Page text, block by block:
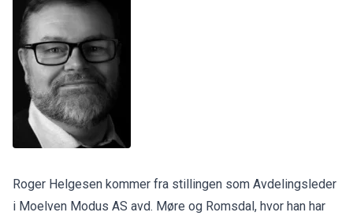
Roger Helgesen kommer fra stillingen som Avdelingsleder
i Moelven Modus AS avd. Møre og Romsdal, hvor han har